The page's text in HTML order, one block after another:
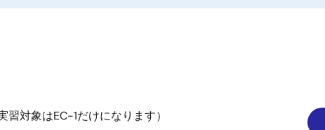
象はEC-1だけになります）